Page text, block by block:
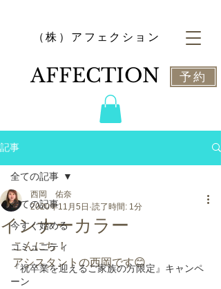
​（株）アフェクション
​AFFECTION 予約
記事
全ての記事
今すぐ始める
コミュニティ
『祝卒業を迎えるご家族の方限定』キャンペ
ーン
全ての記事
インナーカラー
西岡 佑奈
2020年11月5日 読了時間: 1分
こんにち！
アシスタントの西岡です😊